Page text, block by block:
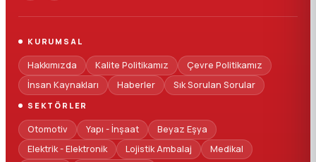
KURUMSAL
Hakkımızda Kalite Politikamız
Çevre Politikamız
İnsan Kaynakları
Haberler Sık Sorulan Sorular
SEKTÖRLER
Otomotiv Yapı - İnşaat
Beyaz Eşya
Elektrik - Elektronik
Lojistik Ambalaj
Medikal